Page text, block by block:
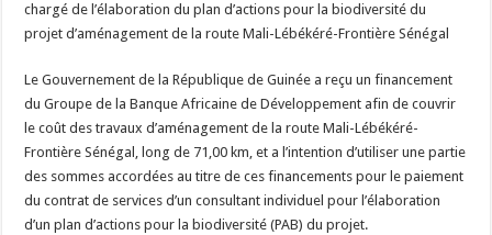
chargé de l’élaboration du plan d’actions pour la biodiversité du
projet d’aménagement de la route Mali-Lébékéré-Frontière Sénégal
Le Gouvernement de la République de Guinée a reçu un financement
du Groupe de la Banque Africaine de Développement afin de couvrir
le coût des travaux d’aménagement de la route Mali-Lébékéré-
Frontière Sénégal, long de 71,00 km, et a l’intention d’utiliser une partie
des sommes accordées au titre de ces financements pour le paiement
du contrat de services d’un consultant individuel pour l’élaboration
d’un plan d’actions pour la biodiversité (PAB) du projet.